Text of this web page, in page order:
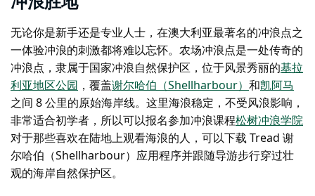
无论你是新手还是专业人士，在澳大利亚最著名的冲浪点之
一体验冲浪的刺激都将难以忘怀。农场冲浪点是一处传奇的
冲浪点，隶属于国家冲浪自然保护区，位于风景秀丽的基拉
利亚地区公园 ，覆盖谢尔哈伯（Shellharbour） 和凯阿马
之间 8 公里的原始海岸线。这里海浪稳定，不受风浪影响，
非常适合初学者，所以可以报名参加冲浪课程松树冲浪学院
对于那些喜欢在陆地上观看海浪的人，可以下载 Tread 谢
尔哈伯（Shellharbour）应用程序并跟随导游步行穿过壮
观的海岸自然保护区。